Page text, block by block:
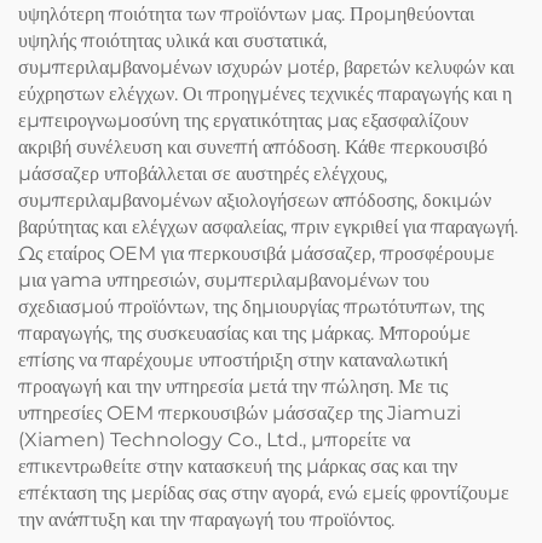
υψηλότερη ποιότητα των προϊόντων μας. Προμηθεύονται
υψηλής ποιότητας υλικά και συστατικά,
συμπεριλαμβανομένων ισχυρών μοτέρ, βαρετών κελυφών και
εύχρηστων ελέγχων. Οι προηγμένες τεχνικές παραγωγής και η
εμπειρογνωμοσύνη της εργατικότητας μας εξασφαλίζουν
ακριβή συνέλευση και συνεπή απόδοση. Κάθε περκουσιβό
μάσσαζερ υποβάλλεται σε αυστηρές ελέγχους,
συμπεριλαμβανομένων αξιολογήσεων απόδοσης, δοκιμών
βαρύτητας και ελέγχων ασφαλείας, πριν εγκριθεί για παραγωγή.
Ως εταίρος OEM για περκουσιβά μάσσαζερ, προσφέρουμε
μια γama υπηρεσιών, συμπεριλαμβανομένων του
σχεδιασμού προϊόντων, της δημιουργίας πρωτότυπων, της
παραγωγής, της συσκευασίας και της μάρκας. Μπορούμε
επίσης να παρέχουμε υποστήριξη στην καταναλωτική
προαγωγή και την υπηρεσία μετά την πώληση. Με τις
υπηρεσίες OEM περκουσιβών μάσσαζερ της Jiamuzi
(Xiamen) Technology Co., Ltd., μπορείτε να
επικεντρωθείτε στην κατασκευή της μάρκας σας και την
επέκταση της μερίδας σας στην αγορά, ενώ εμείς φροντίζουμε
την ανάπτυξη και την παραγωγή του προϊόντος.